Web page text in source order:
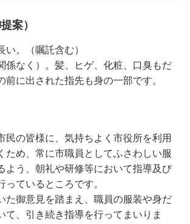
案）
い。（嘱託含む）
係なく）。髪、ヒゲ、化粧、口臭もだ
前に出された指先も身の一部です。
民の皆様に、気持ちよく市役所を利用
ため、常に市職員としてふさわしい服
よう、朝礼や研修等において指導及び
っているところです。
た御意見を踏まえ、職員の服装や身だ
て、引き続き指導を行ってまいりま